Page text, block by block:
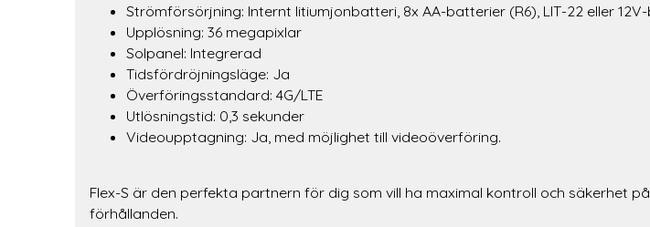
Strömförsörjning: Internt litiumjonbatteri, 8x AA-batterier (R6), LIT-22 eller
Upplösning: 36 megapixlar
Solpanel: Integrerad
Tidsfördröjningsläge: Ja
Överföringsstandard: 4G/LTE
Utlösningstid: 0,3 sekunder
Videoupptagning: Ja, med möjlighet till videoöverföring.
Flex-S är den perfekta partnern för dig som vill ha maximal kontroll och säkerhet
förhållanden.